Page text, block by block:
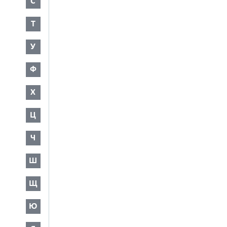
Т
У
Ф
Х
Ц
Ч
Ш
Щ
Ю